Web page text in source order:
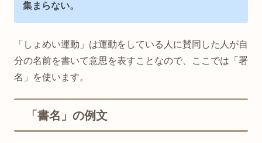
集まらない。
「しょめい運動」は運動をしている人に賛同した人が自
分の名前を書いて意思を表すことなので、ここでは「署
名」を使います。
「書名」の例文